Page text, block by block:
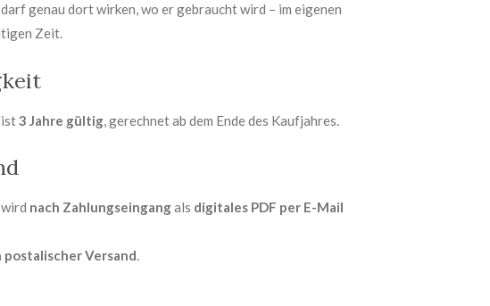
genau dort wirken, wo er gebraucht wird – im eigenen
Zeit.
ist3 Jahre gültig, gerechnet ab dem Ende des Kaufjahres.
nach Zahlungseingangals digitales PDF per E-Mail
postalischer Versand.